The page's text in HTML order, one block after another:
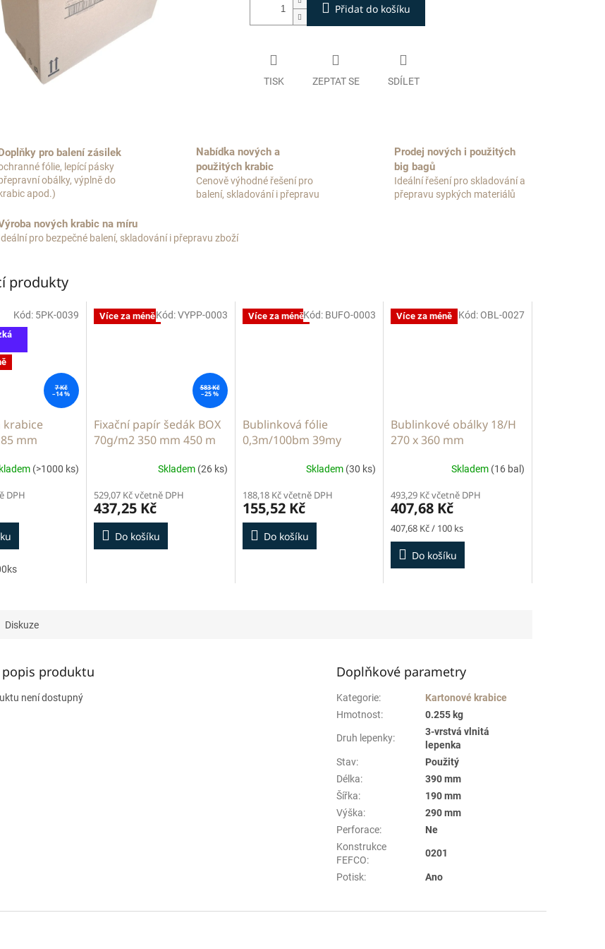
Přidat do košíku
TISK ZEPTAT SE SDÍLET
pro balení zásilek
fólie, lepící pásky
obálky, výplně do
apod.)
Nabídka nových a
použitých krabic
Cenově výhodné řešení pro
balení, skladování i přepravu
Prodej nových i použitých
big bagů
Ideální řešení pro skladování a
přepravu sypkých materiálů
nových krabic na míru
pro bezpečné balení, skladování i přepravu zboží
produkty
7 Kč
–14 %
krabice
mm
(>1000 ks)
DPH
Kód: 5PK-0039 Více za méně
583 Kč
–25 %
Fixační papír šedák BOX
70g/m2 350 mm 450 m
Skladem (26 ks)
529,07 Kč včetně DPH
437,25 Kč
Do košíku
Kód:VYPP-0003 Více za méně
Bublinková fólie
0,3m/100bm 39my
Skladem (30 ks)
188,18 Kč včetně DPH
155,52 Kč
Do košíku
Kód: BUFO-0003 Více za méně
Bublinkové obálky 18/H
270 x 360 mm
Skladem (16 bal)
493,29 Kč včetně DPH
407,68 Kč
Měrná
cena:
407,68 Kč / 100 ks
Do košíku
Kód: OBL-0027
Diskuze
produktu
není dostupný
Doplňkové parametry
Kategorie:
Kartonové krabice
Hmotnost: 0.255 kg
Druh lepenky:
3-vrstvá vlnitá
lepenka
Stav:
Použitý
Délka:
390 mm
Šířka:
190 mm
Výška:
290 mm
Perforace:
Ne
Konstrukce
FEFCO:
0201
Potisk: Ano